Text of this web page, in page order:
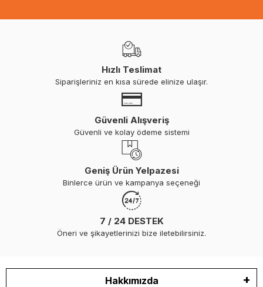
Hızlı Teslimat
Siparişleriniz en kısa sürede elinize ulaşır.
Güvenli Alışveriş
Güvenli ve kolay ödeme sistemi
Geniş Ürün Yelpazesi
Binlerce ürün ve kampanya seçeneği
7 / 24 DESTEK
Öneri ve şikayetlerinizi bize iletebilirsiniz.
Hakkımızda